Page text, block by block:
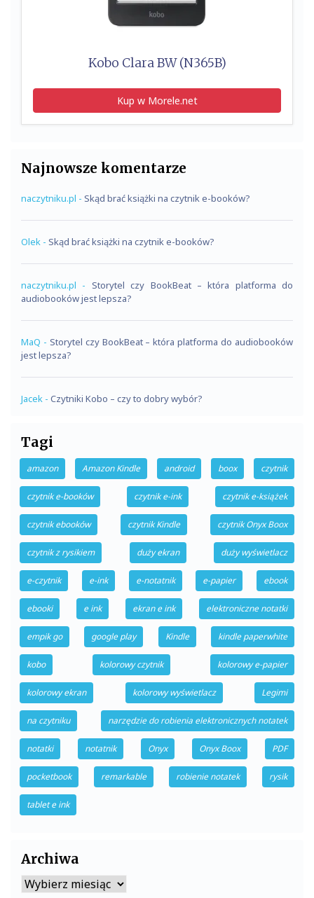
Kobo Clara BW (N365B)
Kup w Morele.net
Najnowsze komentarze
naczytniku.pl - Skąd brać książki na czytnik e-booków?
Olek - Skąd brać książki na czytnik e-booków?
naczytniku.pl - Storytel czy BookBeat – która platforma do
audiobooków jest lepsza?
MaQ - Storytel czy BookBeat – która platforma do audiobooków
jest lepsza?
Jacek - Czytniki Kobo – czy to dobry wybór?
Tagi
amazon Amazon Kindle android boox czytnik
czytnik e-booków czytnik e-ink czytnik e-książek
czytnik ebooków czytnik Kindle czytnik Onyx Boox
czytnik z rysikiem duży ekran duży wyświetlacz
e-czytnik e-ink e-notatnik e-papier ebook
ebooki e ink ekran e ink elektroniczne notatki
empik go google play Kindle kindle paperwhite
kobo kolorowy czytnik kolorowy e-papier
kolorowy ekran kolorowy wyświetlacz Legimi
na czytniku narzędzie do robienia elektronicznych notatek
notatki notatnik Onyx Onyx Boox PDF
pocketbook remarkable robienie notatek rysik
tablet e ink
Archiwa
Archiwa